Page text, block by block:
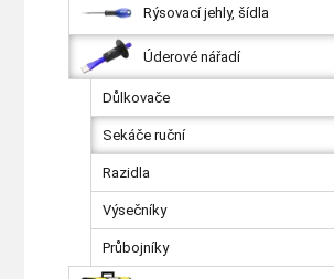
Rýsovací jehly, šídla
Úderové nářadí
Důlkovače
Sekáče ruční
Razidla
Výsečníky
Průbojníky